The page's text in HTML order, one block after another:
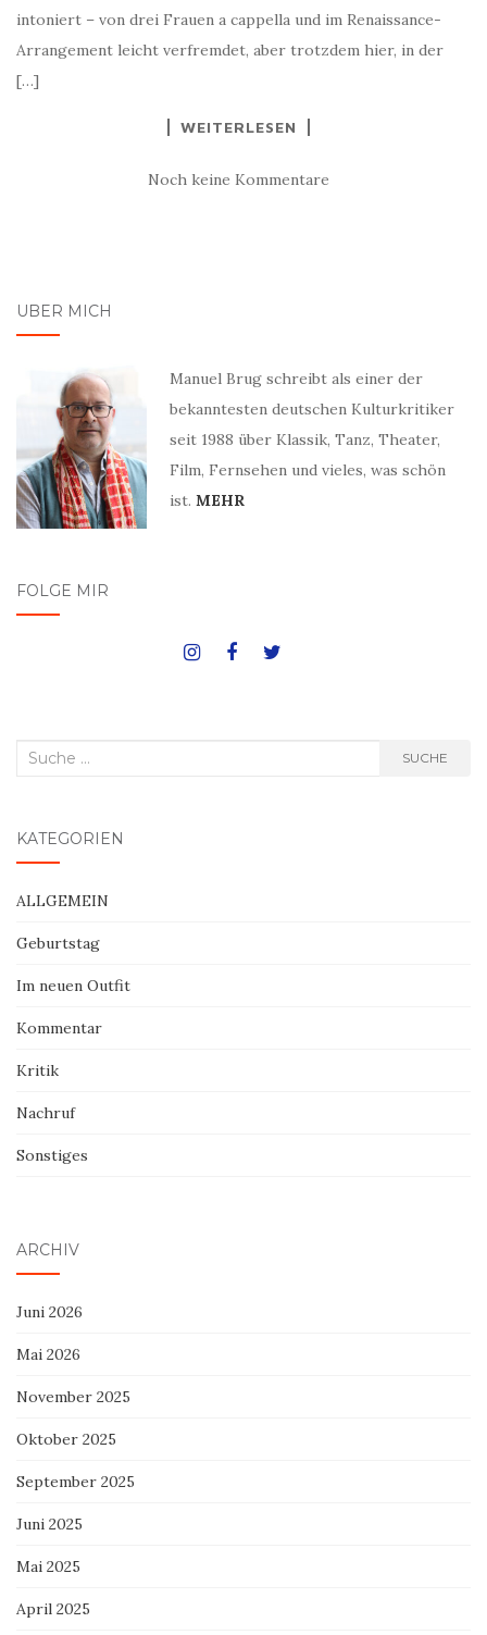
intoniert – von drei Frauen a cappella und im Renaissance-
Arrangement leicht verfremdet, aber trotzdem hier, in der
[…]
WEITERLESEN
Noch keine Kommentare
ÜBER MICH
Manuel Brug schreibt als einer der
bekanntesten deutschen Kulturkritiker
seit 1988 über Klassik, Tanz, Theater,
Film, Fernsehen und vieles, was schön
ist. MEHR
FOLGE MIR
Suche
SUCHE
KATEGORIEN
ALLGEMEIN
Geburtstag
Im neuen Outfit
Kommentar
Kritik
Nachruf
Sonstiges
ARCHIV
Juni 2026
Mai 2026
November 2025
Oktober 2025
September 2025
Juni 2025
Mai 2025
April 2025